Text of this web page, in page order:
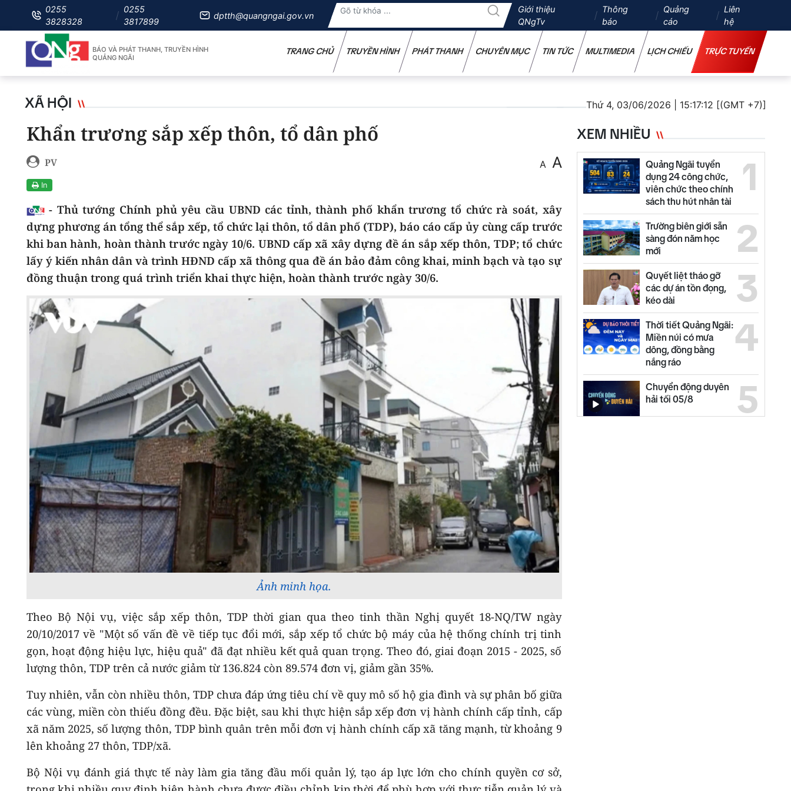
0255
3828328
0255
3817899
dptth@quangngai.gov.vn
Giới thiệu
QNgTv
Thông
báo
Quảng
cáo
Liên
hệ
BÁO VÀ PHÁT THANH, TRUYỀN HÌNH
QUẢNG NGÃI
TRANG CHỦ TRUYỀN HÌNH PHÁT THANH CHUYÊN MỤC TIN TỨC MULTIMEDIA LỊCH CHIẾU TRỰC TUYẾN
XÃ HỘI Thứ 4, 03/06/2026 | 15:17:12 [(GMT +7)]
Khẩn trương sắp xếp thôn, tổ dân phố
PV A A
In
- Thủ tướng Chính phủ yêu cầu UBND các tỉnh, thành phố khẩn trương tổ chức rà soát, xây
dựng phương án tổng thể sắp xếp, tổ chức lại thôn, tổ dân phố (TDP), báo cáo cấp ủy cùng cấp trước
khi ban hành, hoàn thành trước ngày 10/6. UBND cấp xã xây dựng đề án sắp xếp thôn, TDP; tổ chức
lấy ý kiến nhân dân và trình HĐND cấp xã thông qua đề án bảo đảm công khai, minh bạch và tạo sự
đồng thuận trong quá trình triển khai thực hiện, hoàn thành trước ngày 30/6.
Ảnh minh họa.
Theo Bộ Nội vụ, việc sắp xếp thôn, TDP thời gian qua theo tinh thần Nghị quyết 18-NQ/TW ngày
20/10/2017 về "Một số vấn đề về tiếp tục đổi mới, sắp xếp tổ chức bộ máy của hệ thống chính trị tinh
gọn, hoạt động hiệu lực, hiệu quả" đã đạt nhiều kết quả quan trọng. Theo đó, giai đoạn 2015 - 2025, số
lượng thôn, TDP trên cả nước giảm từ 136.824 còn 89.574 đơn vị, giảm gần 35%.
Tuy nhiên, vẫn còn nhiều thôn, TDP chưa đáp ứng tiêu chí về quy mô số hộ gia đình và sự phân bố giữa
các vùng, miền còn thiếu đồng đều. Đặc biệt, sau khi thực hiện sắp xếp đơn vị hành chính cấp tỉnh, cấp
xã năm 2025, số lượng thôn, TDP bình quân trên mỗi đơn vị hành chính cấp xã tăng mạnh, từ khoảng 9
lên khoảng 27 thôn, TDP/xã.
Bộ Nội vụ đánh giá thực tế này làm gia tăng đầu mối quản lý, tạo áp lực lớn cho chính quyền cơ sở,
XEM NHIỀU
1
Quảng Ngãi tuyển
dụng 24 công chức,
viên chức theo chính
sách thu hút nhân tài
2
Trường biên giới sẵn
sàng đón năm học
mới
3
Quyết liệt tháo gỡ
các dự án tồn đọng,
kéo dài
4
Thời tiết Quảng Ngãi:
Miền núi có mưa
dông, đồng bằng
nắng ráo
5
Chuyển động duyên
hải tối 05/8